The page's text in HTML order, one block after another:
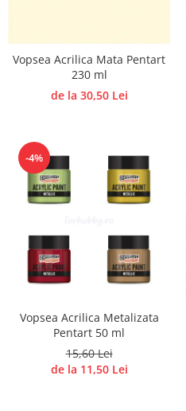
Vopsea Acrilica Mata Pentart
230 ml
de la 30,50 Lei
-4%
Vopsea Acrilica Metalizata
Pentart 50 ml
15,60 Lei
de la 11,50 Lei